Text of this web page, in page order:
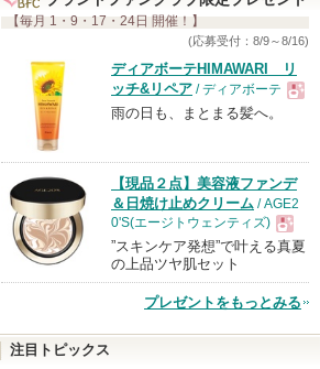
【毎月 1・9・17・24日 開催！】
(応募受付：8/9～8/16)
ディアボーテHIMAWARI リ
ッチ&リペア / ディアボーテ
品
雨の日も、まとまる髪へ。
【現品２点】美容液ファンデ
＆日焼け止めクリーム / AGE2
0'S(エージトウェンティズ)
現
品
”スキンケア発想”で叶える真夏
の上品ツヤ肌セット
プレゼントをもっとみる
注目トピックス